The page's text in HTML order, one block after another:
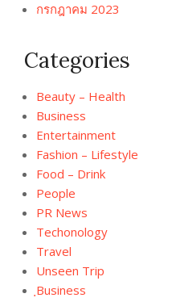
กรกฎาคม 2023
Categories
Beauty – Health
Business
Entertainment
Fashion – Lifestyle
Food – Drink
People
PR News
Techonology
Travel
Unseen Trip
ฺBusiness